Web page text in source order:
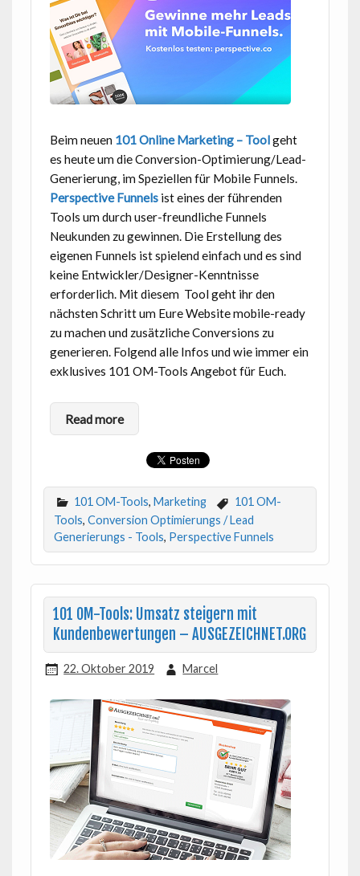
Beim neuen 101 Online Marketing – Toolgeht
es heute um die Conversion-Optimierung/Lead-
Generierung, im Speziellen für Mobile Funnels.
Perspective Funnelsist eines der führenden
Tools um durch user-freundliche Funnels
Neukunden zu gewinnen. Die Erstellung des
eigenen Funnels ist spielend einfach und es sind
keine Entwickler/Designer-Kenntnisse
erforderlich. Mit diesem Tool geht ihr den
nächsten Schritt um Eure Website mobile-ready
zu machen und zusätzliche Conversions zu
generieren. Folgend alle Infos und wie immer ein
exklusives 101 OM-Tools Angebot für Euch.
Read more
101 OM-Tools, Marketing
101 OM-
Tools, Conversion Optimierungs / Lead
Generierungs - Tools, Perspective Funnels
101 OM-Tools: Umsatz steigern mit
Kundenbewertungen – AUSGEZEICHNET.ORG
22. Oktober 2019 Marcel